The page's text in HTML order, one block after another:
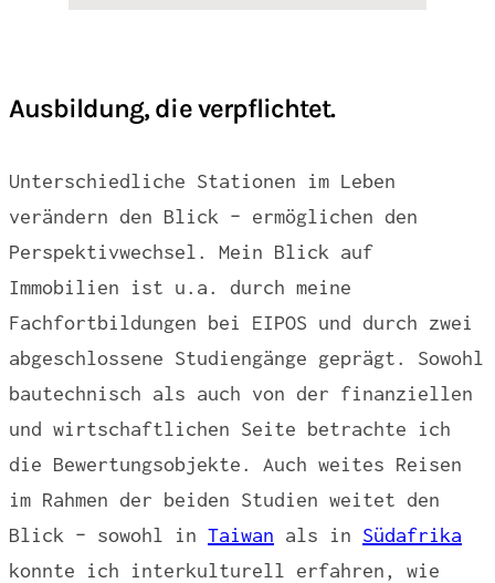
Ausbildung, die verpflichtet.
Unterschiedliche Stationen im Leben
verändern den Blick – ermöglichen den
Perspektivwechsel. Mein Blick auf
Immobilien ist u.a. durch meine
Fachfortbildungen bei EIPOS und durch zwei
abgeschlossene Studiengänge geprägt. Sowohl
bautechnisch als auch von der finanziellen
und wirtschaftlichen Seite betrachte ich
die Bewertungsobjekte. Auch weites Reisen
im Rahmen der beiden Studien weitet den
Blick – sowohl in Taiwan als in Südafrika
konnte ich interkulturell erfahren, wie